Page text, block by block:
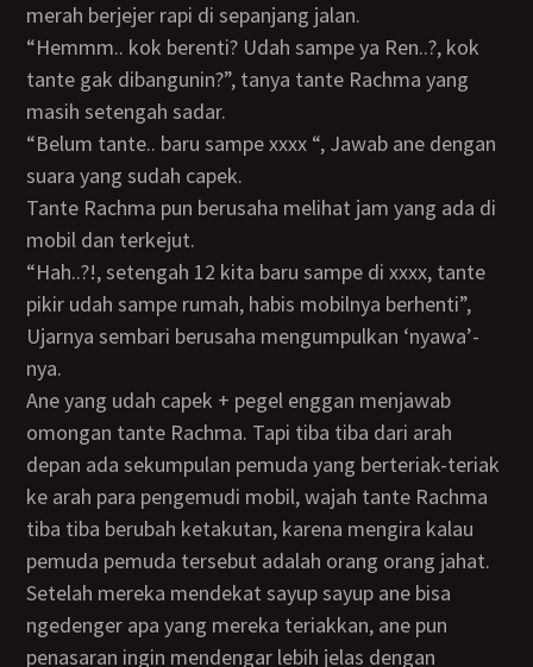
merah berjejer rapi di sepanjang jalan.
“hemmm.. kok berenti? Udah sampe ya Ren..?, kok
tante gak dibangunin?”, tanya tante Rachma yang
masih setengah sadar.
“Belum tante.. baru sampe xxxx “, Jawab ane dengan
suara yang sudah capek.
Tante Rachma pun berusaha melihat jam yang ada di
mobil dan terkejut.
“Hah..?!, setengah 12 kita baru sampe di xxxx, tante
pikir udah sampe rumah, habis mobilnya berhenti”,
Ujarnya sembari berusaha mengumpulkan ‘nyawa’-
nya.
Ane yang udah capek + pegel enggan menjawab
omongan tante Rachma. Tapi tiba tiba dari arah
depan ada sekumpulan pemuda yang berteriak-teriak
ke arah para pengemudi mobil, wajah tante Rachma
tiba tiba berubah ketakutan, karena mengira kalau
pemuda pemuda tersebut adalah orang orang jahat.
Setelah mereka mendekat sayup sayup ane bisa
ngedenger apa yang mereka teriakkan, ane pun
penasaran ingin mendengar lebih jelas dengan